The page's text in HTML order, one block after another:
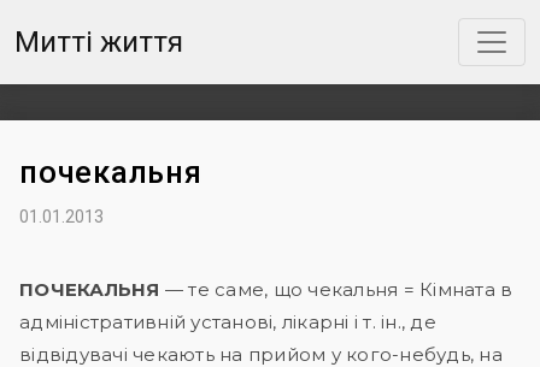
Митті життя
почекальня
01.01.2013
ПОЧЕКАЛЬНЯ — те саме, що чекальня = Кімната в
адміністративній установі, лікарні і т. ін., де
відвідувачі чекають на прийом у кого-небудь, на